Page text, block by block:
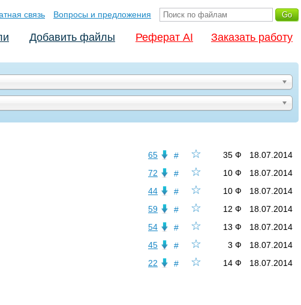
связь Вопросы и предложения
Добавить файлы Реферат AI Заказать работу
☆
# 18.07.2014
35 Ф
65
☆
# 18.07.2014
10 Ф
72
☆
# 18.07.2014
10 Ф
44
☆
# 18.07.2014
12 Ф
59
☆
# 18.07.2014
13 Ф
54
☆
# 18.07.2014
3 Ф
45
☆
# 18.07.2014
14 Ф
22